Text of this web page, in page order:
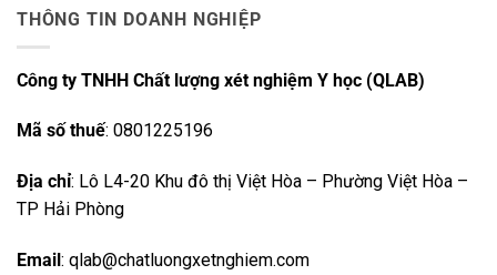
THÔNG TIN DOANH NGHIỆP
Công ty TNHH Chất lượng xét nghiệm Y học (QLAB)
Mã số thuế: 0801225196
Địa chỉ: Lô L4-20 Khu đô thị Việt Hòa – Phường Việt Hòa –
TP Hải Phòng
Email: qlab@chatluongxetnghiem.com